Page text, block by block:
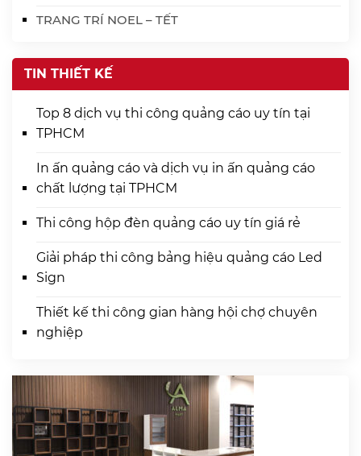
TRANG TRÍ NOEL – TẾT
TIN THIẾT KẾ
Top 8 dịch vụ thi công quảng cáo uy tín tại
TPHCM
In ấn quảng cáo và dịch vụ in ấn quảng cáo
chất lượng tại TPHCM
Thi công hộp đèn quảng cáo uy tín giá rẻ
Giải pháp thi công bảng hiệu quảng cáo Led
Sign
Thiết kế thi công gian hàng hội chợ chuyên
nghiệp